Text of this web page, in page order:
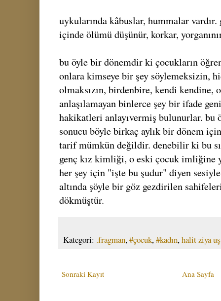
uykularında kâbuslar, hummalar vardır.
içinde ölümü düşünür, korkar,
bu öyle bir dönemdir ki çocukların
onlara kimseye bir şey söylemeksizin,
olmaksızın, birdenbire, kendi kendine,
anlaşılamayan binlerce şey bir ifade
hakikatleri anlayıvermiş bulunurlar. bu
sonucu böyle birkaç aylık bir dönem
tarif mümkün değildir. denebilir ki bu
genç kız kimliği, o eski çocuk
her şey için "işte bu şudur" diyen
altında şöyle bir göz gezdirilen
dökmüştür.
Kategori: .fragman,#çocuk,#kadın,halit ziya
Sonraki Kayıt Ana Sayfa